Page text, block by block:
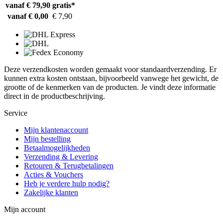
vanaf € 79,90 gratis*
vanaf € 0,00 € 7,90
Deze verzendkosten worden gemaakt voor standaardverzending. Er
kunnen extra kosten ontstaan, bijvoorbeeld vanwege het gewicht, de
grootte of de kenmerken van de producten. Je vindt deze informatie
direct in de productbeschrijving.
Service
Mijn klantenaccount
Mijn bestelling
Betaalmogelijkheden
Verzending & Levering
Retouren & Terugbetalingen
Acties & Vouchers
Heb je verdere hulp nodig?
Zakelijke klanten
Mijn account